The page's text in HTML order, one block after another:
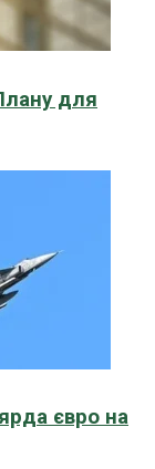
для
євро на